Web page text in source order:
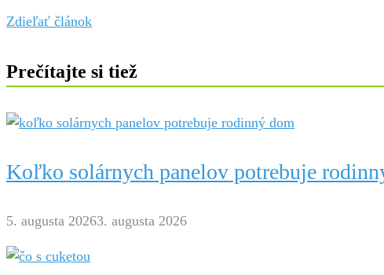
Zdieľať článok
Prečítajte si tiež
Koľko solárnych panelov potrebuje
5. augusta 20263. augusta 2026